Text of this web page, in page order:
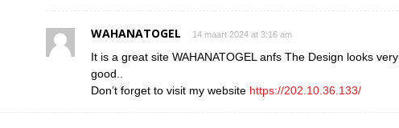
WAHANATOGEL 14 maart 2024 at 3:16 am
It is a great site WAHANATOGEL anfs The Design looks very
good..
Don’t forget to visit my website https://202.10.36.133/